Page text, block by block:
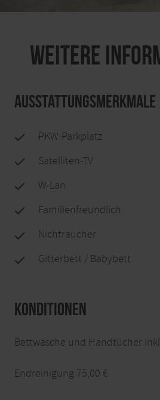
Weitere
Ausstattungsmerkmale
PKW-Parkplatz
Satelliten-TV
W-Lan
Familienfreundlich
Nichtraucher
Gitterbett / Babybett
Konditionen
Bettwäsche und Handtücher
Endreinigung 75,00 €